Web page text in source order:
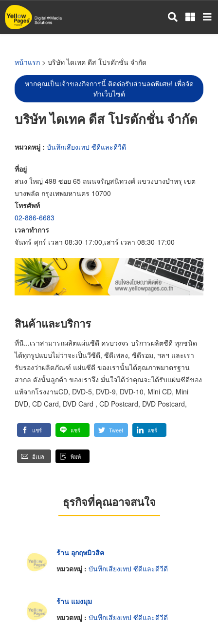
ข้าม
ไป
หน้าแรก > บริษัท ไดเทค ดีส โปรดักชั่น จำกัด
หากคุณเป็นเจ้าของกิจการนี้ ติดต่อรับส่วนลดพิเศษ! เพื่อจัด
ทำเว็บไซต์
บริษัท ไดเทค ดีส โปรดักชั่น จำกัด
หมวดหมู่ : บันทึกเสียงเทป ซีดีและดีวีดี
ที่อยู่
สนง ใหญ่ 498 ซอย 65 ถนนจรัญสนิทวงศ์ แขวงบางบำหรุ เขต
บางพลัด กรุงเทพมหานคร 10700
โทรศัพท์
02-886-6683
เวลาทำการ
จันทร์-ศุกร์ เวลา 08:30-17:00,เสาร์ เวลา 08:30-17:00
สินค้าและบริการ
ที่นี...เราสามารถผลิตแผ่นซีดี ครบวงจร บริการผลิตซีดี ทุกชนิด
ได้ทุกรูปแบบไม่ว่าจะเป็นวีซีดี, ซีดีเพลง, ซีดีรอม, ฯลฯ และเรา
รับรองว่าผลิตภัณฑ์ แผ่นซีดี ของเรานั้นได้คุณภาพมาตรฐาน
สากล ดังนั้นลูกค้า ของเราจึง มั่นใจได้ว่าคุณจะได้รับแผ่นซีดีของ
แท้จากโรงงานCD, DVD-5, DVD-9, DVD-10, Mini CD, Mini
DVD, CD Card, DVD Card , CD Postcard, DVD Postcard,
แชร์ แชร์ Tweet แชร์
อีเมล พิมพ์
ธุรกิจที่คุณอาจสนใจ
ร้าน อุกฤษมิวสิค
หมวดหมู่ : บันทึกเสียงเทป ซีดีและดีวีดี
ร้าน แมงมุม
หมวดหมู่ : บันทึกเสียงเทป ซีดีและดีวีดี